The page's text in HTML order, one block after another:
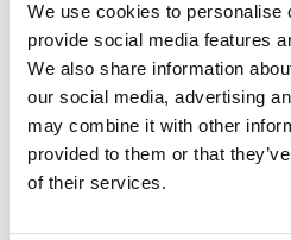
We use cookies to personalise
provide social media features
We also share information
our social media, advertising
may combine it with other
provided to them or that
of their services.